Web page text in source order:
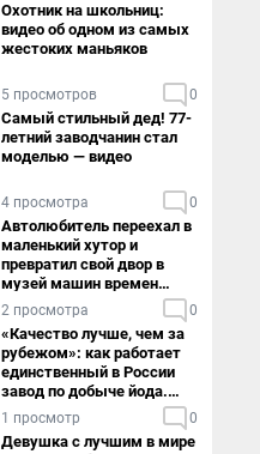
Охотник на школьниц:
видео об одном из самых
жестоких маньяков
5 просмотров 0
Самый стильный дед! 77-
летний заводчанин стал
моделью — видео
4 просмотра 0
Автолюбитель переехал в
маленький хутор и
превратил свой двор в
музей машин времен
СССР. Видео
2 просмотра 0
«Качество лучше, чем за
рубежом»: как работает
единственный в России
завод по добыче йода.
Видео
1 просмотр 0
Девушка с лучшим в мире